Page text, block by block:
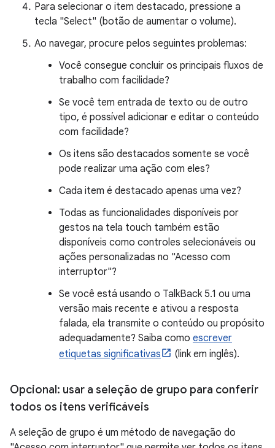
Para selecionar o item destacado, pressione a
tecla "Select" (botão de aumentar o volume).
Ao navegar, procure pelos seguintes problemas:
Você consegue concluir os principais fluxos de
trabalho com facilidade?
Se você tem entrada de texto ou de outro
tipo, é possível adicionar e editar o conteúdo
com facilidade?
Os itens são destacados somente se você
pode realizar uma ação com eles?
Cada item é destacado apenas uma vez?
Todas as funcionalidades disponíveis por
gestos na tela touch também estão
disponíveis como controles selecionáveis ou
ações personalizadas no "Acesso com
interruptor"?
Se você está usando o TalkBack 5.1 ou uma
versão mais recente e ativou a resposta
falada, ela transmite o conteúdo ou propósito
adequadamente? Saiba como escrever
etiquetas significativas
(link em inglês).
Opcional: usar a seleção de grupo para conferir
todos os itens verificáveis
A seleção de grupo é um método de navegação do